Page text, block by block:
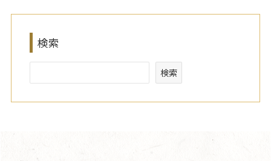
検索
検索